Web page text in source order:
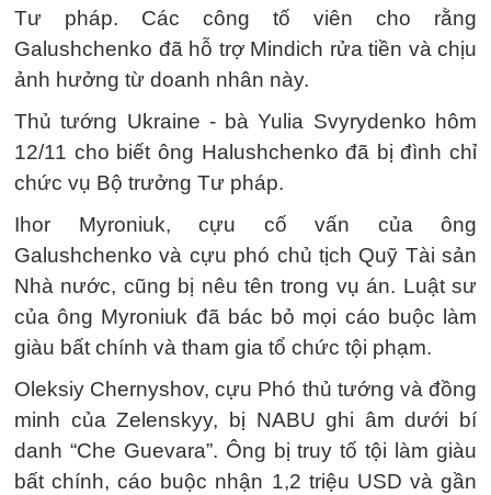
Tư pháp. Các công tố viên cho rằng
Galushchenko đã hỗ trợ Mindich rửa tiền và chịu
ảnh hưởng từ doanh nhân này.
Thủ tướng Ukraine - bà Yulia Svyrydenko hôm
12/11 cho biết ông Halushchenko đã bị đình chỉ
chức vụ Bộ trưởng Tư pháp.
Ihor Myroniuk, cựu cố vấn của ông
Galushchenko và cựu phó chủ tịch Quỹ Tài sản
Nhà nước, cũng bị nêu tên trong vụ án. Luật sư
của ông Myroniuk đã bác bỏ mọi cáo buộc làm
giàu bất chính và tham gia tổ chức tội phạm.
Oleksiy Chernyshov, cựu Phó thủ tướng và đồng
minh của Zelenskyy, bị NABU ghi âm dưới bí
danh “Che Guevara”. Ông bị truy tố tội làm giàu
bất chính, cáo buộc nhận 1,2 triệu USD và gần